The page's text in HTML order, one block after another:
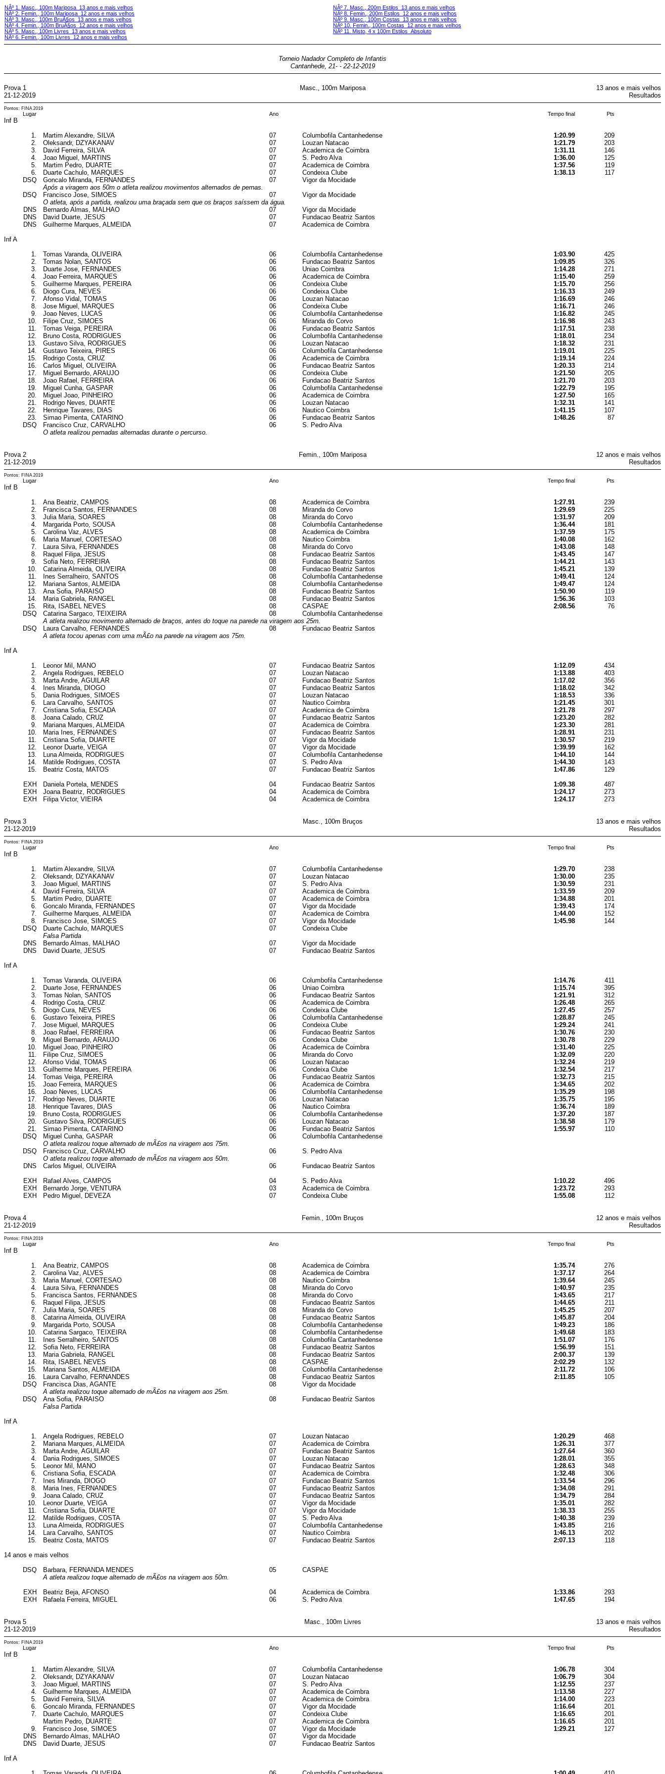
NÂº 1. Masc., 100m Mariposa 13 anos e mais velhos
NÂº 2. Femin., 100m Mariposa 12 anos e mais velhos
NÂº 3. Masc., 100m BruÃ§os 13 anos e mais velhos
NÂº 4. Femin., 100m BruÃ§os 12 anos e mais velhos
NÂº 5. Masc., 100m Livres 13 anos e mais velhos
NÂº 6. Femin., 100m Livres 12 anos e mais velhos
NÂº 7. Masc., 200m Estilos 13 anos e mais velhos
NÂº 8. Femin., 200m Estilos 12 anos e mais velhos
NÂº 9. Masc., 100m Costas 13 anos e mais velhos
NÂº 10. Femin., 100m Costas 12 anos e mais velhos
NÂº 11. Misto, 4 x 100m Estilos Absoluto
Torneio Nadador Completo de Infantis
Cantanhede, 21- - 22-12-2019
Prova 1
21-12-2019
Masc., 100m Mariposa
13 anos e mais velhos
Resultados
Pontos: FINA 2019
Lugar Ano Tempo final Pts
Inf B
1.
Martim Alexandre, SILVA 07 Columbofila Cantanhedense 1:20.99
209
2.
Oleksandr, DZYAKANAV 07 Louzan Natacao 1:21.79
203
3.
David Ferreira, SILVA 07 Academica de Coimbra 1:31.11
146
4.
Joao Miguel, MARTINS 07 S. Pedro Alva 1:36.00
125
5.
Martim Pedro, DUARTE 07 Academica de Coimbra 1:37.56
119
6.
Duarte Cachulo, MARQUES 07 Condeixa Clube 1:38.13
117
DSQ
Goncalo Miranda, FERNANDES 07
Vigor da Mocidade
Após a viragem aos 50m o atleta realizou movimentos alternados de pernas.
DSQ
Francisco Jose, SIMOES 07
Vigor da Mocidade
O atleta, após a partida, realizou uma braçada sem que os braços saíssem da água.
DNS
Bernardo Almas, MALHAO 07
Vigor da Mocidade
DNS
David Duarte, JESUS 07
Fundacao Beatriz Santos
DNS
Guilherme Marques, ALMEIDA 07
Academica de Coimbra
Inf A
1.
Tomas Varanda, OLIVEIRA 06 Columbofila Cantanhedense 1:03.90
425
2.
Tomas Nolan, SANTOS 06 Fundacao Beatriz Santos 1:09.85
326
3.
Duarte Jose, FERNANDES 06 Uniao Coimbra 1:14.28
271
4.
Joao Ferreira, MARQUES 06 Academica de Coimbra 1:15.40
259
5.
Guilherme Marques, PEREIRA 06 Condeixa Clube 1:15.70
256
6.
Diogo Cura, NEVES 06 Condeixa Clube 1:16.33
249
7.
Afonso Vidal, TOMAS 06 Louzan Natacao 1:16.69
246
8.
Jose Miguel, MARQUES 06 Condeixa Clube 1:16.71
246
9.
Joao Neves, LUCAS 06 Columbofila Cantanhedense 1:16.82
245
10.
Filipe Cruz, SIMOES 06 Miranda do Corvo 1:16.98
243
11.
Tomas Veiga, PEREIRA 06 Fundacao Beatriz Santos 1:17.51
238
12.
Bruno Costa, RODRIGUES 06 Columbofila Cantanhedense 1:18.01
234
13.
Gustavo Silva, RODRIGUES 06 Louzan Natacao 1:18.32
231
14.
Gustavo Teixeira, PIRES 06 Columbofila Cantanhedense 1:19.01
225
15.
Rodrigo Costa, CRUZ 06 Academica de Coimbra 1:19.14
224
16.
Carlos Miguel, OLIVEIRA 06 Fundacao Beatriz Santos 1:20.33
214
17.
Miguel Bernardo, ARAUJO 06 Condeixa Clube 1:21.50
205
18.
Joao Rafael, FERREIRA 06 Fundacao Beatriz Santos 1:21.70
203
19.
Miguel Cunha, GASPAR 06 Columbofila Cantanhedense 1:22.79
195
20.
Miguel Joao, PINHEIRO 06 Academica de Coimbra 1:27.50
165
21.
Rodrigo Neves, DUARTE 06 Louzan Natacao 1:32.31
141
22.
Henrique Tavares, DIAS 06 Nautico Coimbra 1:41.15
107
23.
Simao Pimenta, CATARINO 06 Fundacao Beatriz Santos 1:48.26
87
DSQ
Francisco Cruz, CARVALHO 06
S. Pedro Alva
O atleta realizou pernadas alternadas durante o percurso.
Prova 2
21-12-2019
Femin., 100m Mariposa
12 anos e mais velhos
Resultados
Pontos: FINA 2019
Lugar Ano Tempo final Pts
Inf B
1.
Ana Beatriz, CAMPOS 08 Academica de Coimbra 1:27.91
239
2.
Francisca Santos, FERNANDES 08 Miranda do Corvo 1:29.69
225
3.
Julia Maria, SOARES 08 Miranda do Corvo 1:31.97
209
4.
Margarida Porto, SOUSA 08 Columbofila Cantanhedense 1:36.44
181
5.
Carolina Vaz, ALVES 08 Academica de Coimbra 1:37.59
175
6.
Maria Manuel, CORTESAO 08 Nautico Coimbra 1:40.08
162
7.
Laura Silva, FERNANDES 08 Miranda do Corvo 1:43.08
148
8.
Raquel Filipa, JESUS 08 Fundacao Beatriz Santos 1:43.45
147
9.
Sofia Neto, FERREIRA 08 Fundacao Beatriz Santos 1:44.21
143
10.
Catarina Almeida, OLIVEIRA 08 Fundacao Beatriz Santos 1:45.21
139
11.
Ines Serralheiro, SANTOS 08 Columbofila Cantanhedense 1:49.41
124
12.
Mariana Santos, ALMEIDA 08 Columbofila Cantanhedense 1:49.47
124
13.
Ana Sofia, PARAISO 08 Fundacao Beatriz Santos 1:50.90
119
14.
Maria Gabriela, RANGEL 08 Fundacao Beatriz Santos 1:56.36
103
15.
Rita, ISABEL NEVES 08 CASPAE 2:08.56
76
DSQ
Catarina Sargaco, TEIXEIRA 08
Columbofila Cantanhedense
A atleta realizou movimento alternado de braços, antes do toque na parede na viragem aos 25m.
DSQ
Laura Carvalho, FERNANDES 08
Fundacao Beatriz Santos
A atleta tocou apenas com uma mÃ£o na parede na viragem aos 75m.
Inf A
1.
Leonor Mil, MANO 07 Fundacao Beatriz Santos 1:12.09
434
2.
Angela Rodrigues, REBELO 07 Louzan Natacao 1:13.88
403
3.
Marta Andre, AGUILAR 07 Fundacao Beatriz Santos 1:17.02
356
4.
Ines Miranda, DIOGO 07 Fundacao Beatriz Santos 1:18.02
342
5.
Dania Rodrigues, SIMOES 07 Louzan Natacao 1:18.53
336
6.
Lara Carvalho, SANTOS 07 Nautico Coimbra 1:21.45
301
7.
Cristiana Sofia, ESCADA 07 Academica de Coimbra 1:21.78
297
8.
Joana Calado, CRUZ 07 Fundacao Beatriz Santos 1:23.20
282
9.
Mariana Marques, ALMEIDA 07 Academica de Coimbra 1:23.30
281
10.
Maria Ines, FERNANDES 07 Fundacao Beatriz Santos 1:28.91
231
11.
Cristiana Sofia, DUARTE 07 Vigor da Mocidade 1:30.57
219
12.
Leonor Duarte, VEIGA 07 Vigor da Mocidade 1:39.99
162
13.
Luna Almeida, RODRIGUES 07 Columbofila Cantanhedense 1:44.10
144
14.
Matilde Rodrigues, COSTA 07 S. Pedro Alva 1:44.30
143
15.
Beatriz Costa, MATOS 07 Fundacao Beatriz Santos 1:47.86
129
EXH
Daniela Portela, MENDES 04 Fundacao Beatriz Santos 1:09.38
487
EXH
Joana Beatriz, RODRIGUES 04 Academica de Coimbra 1:24.17
273
EXH
Filipa Victor, VIEIRA 04 Academica de Coimbra 1:24.17 273
Prova 3
21-12-2019
Masc., 100m Bruços
13 anos e mais velhos
Resultados
Pontos: FINA 2019
Lugar Ano Tempo final Pts
Inf B
1.
Martim Alexandre, SILVA 07 Columbofila Cantanhedense 1:29.70
238
2.
Oleksandr, DZYAKANAV 07 Louzan Natacao 1:30.00
235
3.
Joao Miguel, MARTINS 07 S. Pedro Alva 1:30.59
231
4.
David Ferreira, SILVA 07 Academica de Coimbra 1:33.59
209
5.
Martim Pedro, DUARTE 07 Academica de Coimbra 1:34.88
201
6.
Goncalo Miranda, FERNANDES 07 Vigor da Mocidade 1:39.43
174
7.
Guilherme Marques, ALMEIDA 07 Academica de Coimbra 1:44.00
152
8.
Francisco Jose, SIMOES 07 Vigor da Mocidade 1:45.98
144
DSQ
Duarte Cachulo, MARQUES 07
Condeixa Clube
Falsa Partida
DNS
Bernardo Almas, MALHAO 07
Vigor da Mocidade
DNS
David Duarte, JESUS 07
Fundacao Beatriz Santos
Inf A
1.
Tomas Varanda, OLIVEIRA 06 Columbofila Cantanhedense 1:14.76
411
2.
Duarte Jose, FERNANDES 06 Uniao Coimbra 1:15.74
395
3.
Tomas Nolan, SANTOS 06 Fundacao Beatriz Santos 1:21.91
312
4.
Rodrigo Costa, CRUZ 06 Academica de Coimbra 1:26.48
265
5.
Diogo Cura, NEVES 06 Condeixa Clube 1:27.45
257
6.
Gustavo Teixeira, PIRES 06 Columbofila Cantanhedense 1:28.87
245
7.
Jose Miguel, MARQUES 06 Condeixa Clube 1:29.24
241
8.
Joao Rafael, FERREIRA 06 Fundacao Beatriz Santos 1:30.76
230
9.
Miguel Bernardo, ARAUJO 06 Condeixa Clube 1:30.78
229
10.
Miguel Joao, PINHEIRO 06 Academica de Coimbra 1:31.40
225
11.
Filipe Cruz, SIMOES 06 Miranda do Corvo 1:32.09
220
12.
Afonso Vidal, TOMAS 06 Louzan Natacao 1:32.24
219
13.
Guilherme Marques, PEREIRA 06 Condeixa Clube 1:32.54
217
14.
Tomas Veiga, PEREIRA 06 Fundacao Beatriz Santos 1:32.73
215
15.
Joao Ferreira, MARQUES 06 Academica de Coimbra 1:34.65
202
16.
Joao Neves, LUCAS 06 Columbofila Cantanhedense 1:35.29
198
17.
Rodrigo Neves, DUARTE 06 Louzan Natacao 1:35.75
195
18.
Henrique Tavares, DIAS 06 Nautico Coimbra 1:36.74
189
19.
Bruno Costa, RODRIGUES 06 Columbofila Cantanhedense 1:37.20
187
20.
Gustavo Silva, RODRIGUES 06 Louzan Natacao 1:38.58
179
21.
Simao Pimenta, CATARINO 06 Fundacao Beatriz Santos 1:55.97
110
DSQ
Miguel Cunha, GASPAR 06
Columbofila Cantanhedense
O atleta realizou toque alternado de mÃ£os na viragem aos 75m.
DSQ
Francisco Cruz, CARVALHO 06
S. Pedro Alva
O atleta realizou toque alternado de mÃ£os na viragem aos 50m.
DNS
Carlos Miguel, OLIVEIRA 06
Fundacao Beatriz Santos
EXH
Rafael Alves, CAMPOS 04 S. Pedro Alva 1:10.22
496
EXH
Bernardo Jorge, VENTURA 03 Academica de Coimbra 1:23.72
293
EXH
Pedro Miguel, DEVEZA 07 Condeixa Clube 1:55.08 112
Prova 4
21-12-2019
Femin., 100m Bruços
12 anos e mais velhos
Resultados
Pontos: FINA 2019
Lugar Ano Tempo final Pts
Inf B
1.
Ana Beatriz, CAMPOS 08 Academica de Coimbra 1:35.74
276
2.
Carolina Vaz, ALVES 08 Academica de Coimbra 1:37.17
264
3.
Maria Manuel, CORTESAO 08 Nautico Coimbra 1:39.64
245
4.
Laura Silva, FERNANDES 08 Miranda do Corvo 1:40.97
235
5.
Francisca Santos, FERNANDES 08 Miranda do Corvo 1:43.65
217
6.
Raquel Filipa, JESUS 08 Fundacao Beatriz Santos 1:44.65
211
7.
Julia Maria, SOARES 08 Miranda do Corvo 1:45.25
207
8.
Catarina Almeida, OLIVEIRA 08 Fundacao Beatriz Santos 1:45.87
204
9.
Margarida Porto, SOUSA 08 Columbofila Cantanhedense 1:49.23
186
10.
Catarina Sargaco, TEIXEIRA 08 Columbofila Cantanhedense 1:49.68
183
11.
Ines Serralheiro, SANTOS 08 Columbofila Cantanhedense 1:51.07
176
12.
Sofia Neto, FERREIRA 08 Fundacao Beatriz Santos 1:56.99
151
13.
Maria Gabriela, RANGEL 08 Fundacao Beatriz Santos 2:00.37
139
14.
Rita, ISABEL NEVES 08 CASPAE 2:02.29
132
15.
Mariana Santos, ALMEIDA 08 Columbofila Cantanhedense 2:11.72
106
16.
Laura Carvalho, FERNANDES 08 Fundacao Beatriz Santos 2:11.85
105
DSQ
Francisca Dias, AGANTE 08
Vigor da Mocidade
A atleta realizou toque alternado de mÃ£os na viragem aos 25m.
DSQ
Ana Sofia, PARAISO 08
Fundacao Beatriz Santos
Falsa Partida
Inf A
1.
Angela Rodrigues, REBELO 07 Louzan Natacao 1:20.29
468
2.
Mariana Marques, ALMEIDA 07 Academica de Coimbra 1:26.31
377
3.
Marta Andre, AGUILAR 07 Fundacao Beatriz Santos 1:27.64
360
4.
Dania Rodrigues, SIMOES 07 Louzan Natacao 1:28.01
355
5.
Leonor Mil, MANO 07 Fundacao Beatriz Santos 1:28.63
348
6.
Cristiana Sofia, ESCADA 07 Academica de Coimbra 1:32.48
306
7.
Ines Miranda, DIOGO 07 Fundacao Beatriz Santos 1:33.54
296
8.
Maria Ines, FERNANDES 07 Fundacao Beatriz Santos 1:34.08
291
9.
Joana Calado, CRUZ 07 Fundacao Beatriz Santos 1:34.79
284
10.
Leonor Duarte, VEIGA 07 Vigor da Mocidade 1:35.01
282
11.
Cristiana Sofia, DUARTE 07 Vigor da Mocidade 1:38.33
255
12.
Matilde Rodrigues, COSTA 07 S. Pedro Alva 1:40.38
239
13.
Luna Almeida, RODRIGUES 07 Columbofila Cantanhedense 1:43.85
216
14.
Lara Carvalho, SANTOS 07 Nautico Coimbra 1:46.13
202
15.
Beatriz Costa, MATOS 07 Fundacao Beatriz Santos 2:07.13
118
14 anos e mais velhos
DSQ
Barbara, FERNANDA MENDES 05
CASPAE
A atleta realizou toque alternado de mÃ£os na viragem aos 50m.
EXH
Beatriz Beja, AFONSO 04 Academica de Coimbra 1:33.86
293
EXH
Rafaela Ferreira, MIGUEL 06 S. Pedro Alva 1:47.65 194
Prova 5
21-12-2019
Masc., 100m Livres
13 anos e mais velhos
Resultados
Pontos: FINA 2019
Lugar Ano Tempo final Pts
Inf B
1.
Martim Alexandre, SILVA 07 Columbofila Cantanhedense 1:06.78
304
2.
Oleksandr, DZYAKANAV 07 Louzan Natacao 1:06.79
304
3.
Joao Miguel, MARTINS 07 S. Pedro Alva 1:12.55
237
4.
Guilherme Marques, ALMEIDA 07 Academica de Coimbra 1:13.58
227
5.
David Ferreira, SILVA 07 Academica de Coimbra 1:14.00
223
6.
Goncalo Miranda, FERNANDES 07 Vigor da Mocidade 1:16.64
201
7.
Duarte Cachulo, MARQUES 07 Condeixa Clube 1:16.65
201
Martim Pedro, DUARTE
07 Academica de Coimbra 1:16.65
201
9.
Francisco Jose, SIMOES 07 Vigor da Mocidade 1:29.21
127
DNS
Bernardo Almas, MALHAO 07
Vigor da Mocidade
DNS
David Duarte, JESUS 07
Fundacao Beatriz Santos
Inf A